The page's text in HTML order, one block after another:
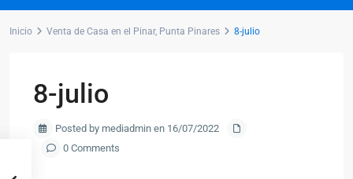
Inicio Venta de Casa en el Pinar, Punta Pinares 8-julio
8-julio
Posted by mediadmin en 16/07/2022
0 Comments